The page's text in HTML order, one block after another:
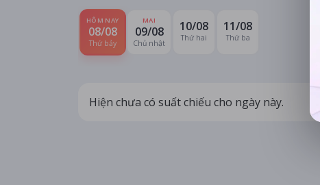
HÔM NAY
08/08
Thứ bảy
MAI
09/08
Chủ nhật
10/08
Thứ hai
11/08
Thứ ba
Hiện chưa có suất chiếu cho ngày này.